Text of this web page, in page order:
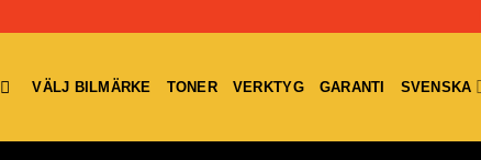
VÄLJ BILMÄRKE TONER VERKTYG GARANTI SVENSKA